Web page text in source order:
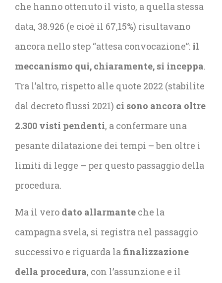
che hanno ottenuto il visto, a quella stessa
data, 38.926 (e cioè il 67,15%) risultavano
ancora nello step “attesa convocazione”: il
meccanismo qui, chiaramente, si inceppa.
Tra l’altro, rispetto alle quote 2022 (stabilite
dal decreto flussi 2021) ci sono ancora oltre
2.300 visti pendenti, a confermare una
pesante dilatazione dei tempi – ben oltre i
limiti di legge – per questo passaggio della
procedura.
Ma il vero dato allarmante che la
campagna svela, si registra nel passaggio
successivo e riguarda la finalizzazione
della procedura, con l’assunzione e il